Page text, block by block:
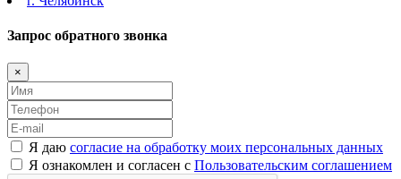
Запрос обратного звонка
×
Я даю согласие на обработку моих персональных данных
Я ознакомлен и согласен с Пользовательским соглашением